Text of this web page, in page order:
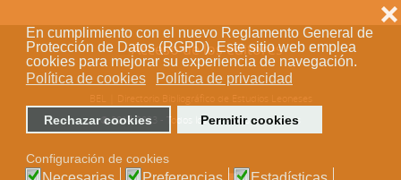
En cumplimiento con el nuevo Reglamento General de
Protección de Datos (RGPD). Este sitio web emplea
cookies para mejorar su experiencia de navegación.
Política de cookies
Política de privacidad
Rechazar cookies Permitir cookies
❌
Configuración de cookies
Acceso de los editores
© 2018-2023 - Todos los derechos reservados